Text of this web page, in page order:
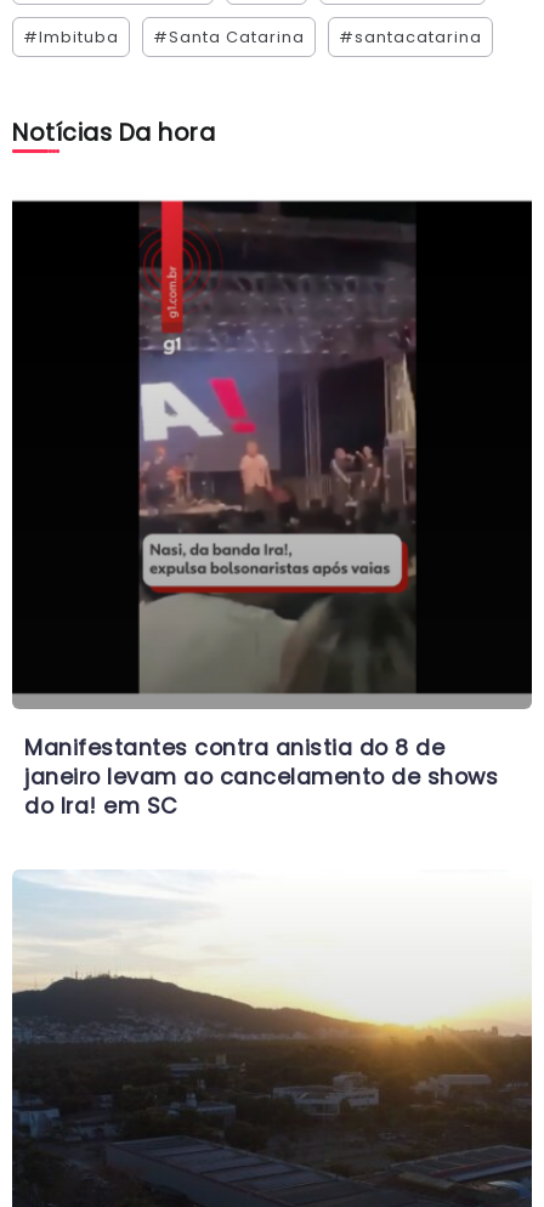
#Imbituba #Santa Catarina #santacatarina
Notícias Da hora
Manifestantes contra anistia do 8 de
janeiro levam ao cancelamento de shows
do Ira! em SC